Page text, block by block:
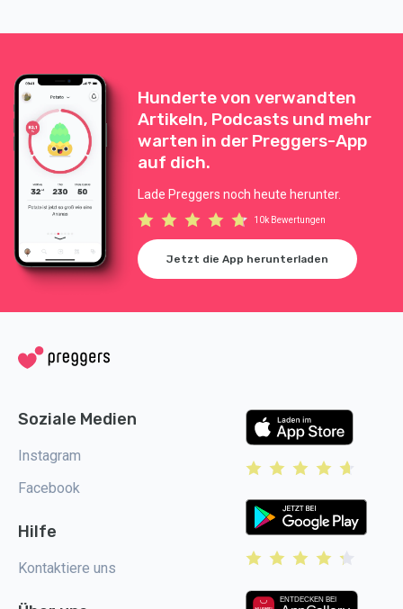
Hunderte von verwandten
Artikeln, Podcasts und mehr
warten in der Preggers-App
auf dich.
Lade Preggers noch heute herunter.
10k Bewertungen
Jetzt die App herunterladen
Soziale Medien
Instagram
Facebook
Hilfe
Kontaktiere uns